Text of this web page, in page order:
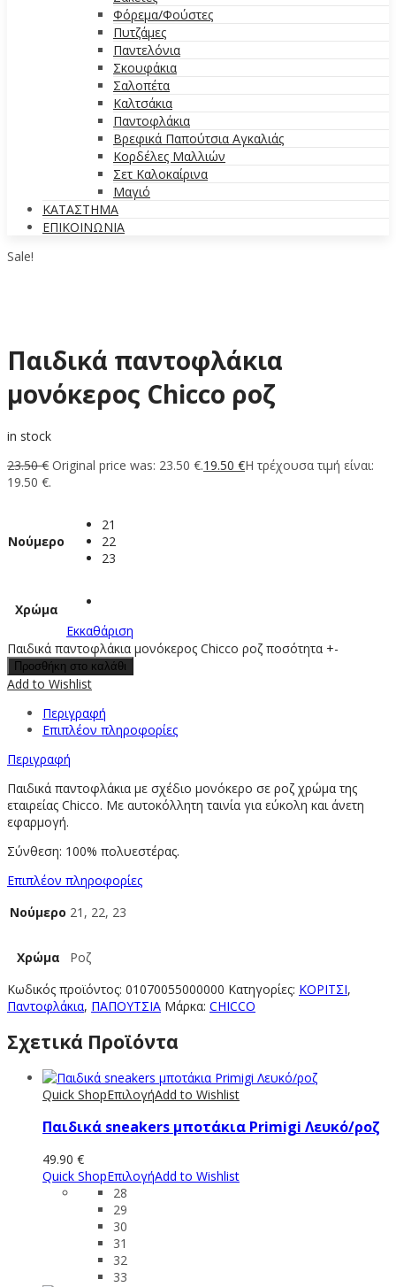
Φόρεμα/Φούστες
Πυτζάμες
Παντελόνια
Σκουφάκια
Σαλοπέτα
Καλτσάκια
Παντοφλάκια
Βρεφικά Παπούτσια Αγκαλιάς
Κορδέλες Μαλλιών
Σετ Καλοκαίρινα
Μαγιό
ΚΑΤΑΣΤΗΜΑ
ΕΠΙΚΟΙΝΩΝΙΑ
Sale!
Παιδικά παντοφλάκια
μονόκερος Chicco ροζ
in stock
23.50€ Original price was: 23.50 €.19.50 €Η τρέχουσα τιμή είναι:
19.50 €.
Νούμερο
21
22
23
Χρώμα
Εκκαθάριση
Παιδικά παντοφλάκια μονόκερος Chicco ροζ ποσότητα +-
Προσθήκη στο καλάθι
Add to Wishlist
Περιγραφή
Επιπλέον πληροφορίες
Περιγραφή
Παιδικά παντοφλάκια με σχέδιο μονόκερο σε ροζ χρώμα της
εταιρείας Chicco. Mε αυτοκόλλητη ταινία για εύκολη και άνετη
εφαρμογή.
Σύνθεση: 100% πολυεστέρας.
Επιπλέον πληροφορίες
Νούμερο 21, 22, 23
Χρώμα
Ροζ
Κωδικός προϊόντος: 01070055000000 Κατηγορίες: ΚΟΡΙΤΣΙ,
Παντοφλάκια, ΠΑΠΟΥΤΣΙΑ Μάρκα: CHICCO
Σχετικά Προϊόντα
Quick ShopΕπιλογήAdd to Wishlist
Παιδικά sneakers μποτάκια Primigi Λευκό/ροζ
49.90 €
Quick ShopΕπιλογήAdd to Wishlist
28
29
30
31
32
33